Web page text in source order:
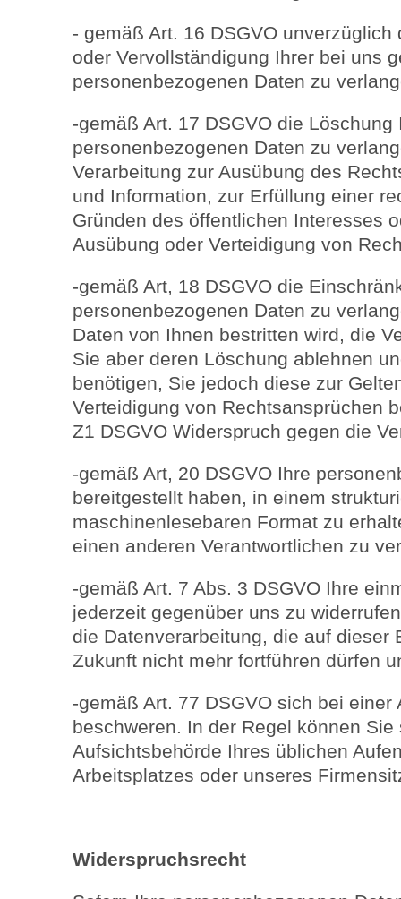
- gemäß Art. 16 DSGVO
oder Vervollständigung Ihrer bei uns
personenbezogenen Daten zu
-gemäß Art. 17 DSGVO die
personenbezogenen Daten zu
Verarbeitung zur Ausübung des
und Information, zur Erfüllung einer
Gründen des öffentlichen Interesses
Ausübung oder Verteidigung von
-gemäß Art, 18 DSGVO die
personenbezogenen Daten zu
Daten von Ihnen bestritten wird, die
Sie aber deren Löschung ablehnen
benötigen, Sie jedoch diese zur
Verteidigung von Rechtsansprüchen
Z1 DSGVO Widerspruch gegen die
-gemäß Art, 20 DSGVO Ihre
bereitgestellt haben, in einem
maschinenlesebaren Format zu
einen anderen Verantwortlichen zu
-gemäß Art. 7 Abs. 3 DSGVO Ihre
jederzeit gegenüber uns zu
die Datenverarbeitung, die auf dieser
Zukunft nicht mehr fortführen dürfen
-gemäß Art. 77 DSGVO sich bei einer
beschweren. In der Regel können
Aufsichtsbehörde Ihres üblichen
Arbeitsplatzes oder unseres
Widerspruchsrecht